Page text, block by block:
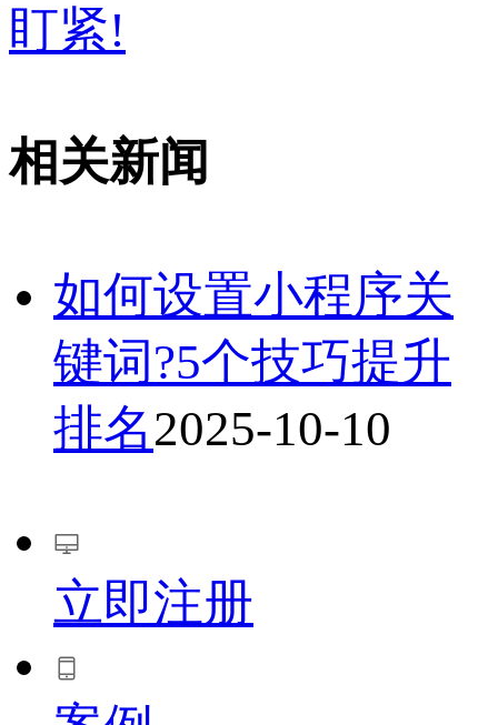
盯紧!
相关新闻
如何设置小程序关
键词?5个技巧提升
排名2025-10-10
立即注册